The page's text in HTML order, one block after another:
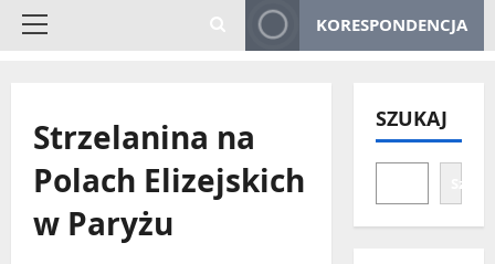
Menu
KORESPONDENCJA
Strzelanina na
Polach Elizejskich
w Paryżu
SZUKAJ